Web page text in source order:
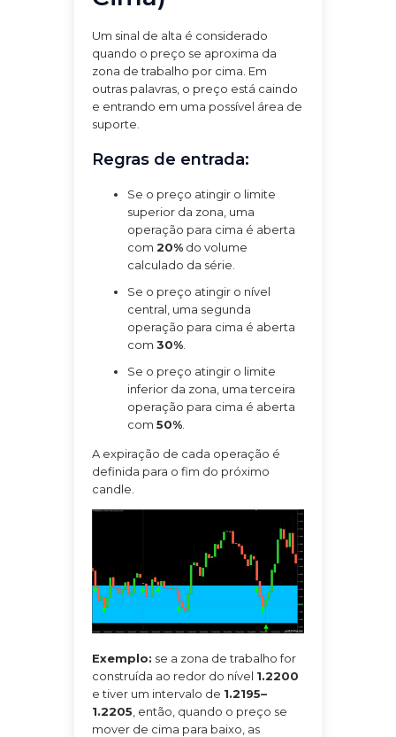
Um sinal de alta é considerado
quando o preço se aproxima da
zona de trabalho por cima. Em
outras palavras, o preço está caindo
e entrando em uma possível área de
suporte.
Regras de entrada:
Se o preço atingir o limite
superior da zona, uma
operação para cima é aberta
com 20% do volume
calculado da série.
Se o preço atingir o nível
central, uma segunda
operação para cima é aberta
com 30%.
Se o preço atingir o limite
inferior da zona, uma terceira
operação para cima é aberta
com 50%.
A expiração de cada operação é
definida para o fim do próximo
candle.
Exemplo: se a zona de trabalho for
construída ao redor do nível 1.2200
e tiver um intervalo de 1.2195–
1.2205 , então, quando o preço se
mover de cima para baixo, as